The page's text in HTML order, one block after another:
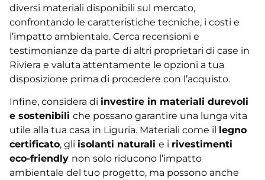
diversi materiali disponibili sul mercato,
confrontando le caratteristiche tecniche, i costi e
l’impatto ambientale. Cerca recensioni e
testimonianze da parte di altri proprietari di case in
Riviera e valuta attentamente le opzioni a tua
disposizione prima di procedere con l’acquisto.
Infine, considera di investire in materiali durevoli
e sostenibili che possano garantire una lunga vita
utile alla tua casa in Liguria. Materiali come il legno
certificato, gli isolanti naturali e i rivestimenti
eco-friendly non solo riducono l’impatto
ambientale del tuo progetto, ma possono anche